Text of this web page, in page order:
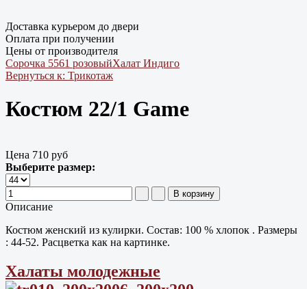
Доставка курьером до двери
Оплата при получении
Цены от производителя
Сорочка 5561 розовыйХалат Индиго
Вернуться к: Трикотаж
Костюм 22/1 Game
Цена 710 руб
Выберите размер:
Описание
Костюм женский из кулирки. Состав: 100 % хлопок . Размеры
: 44-52. Расцветка как на картинке.
Халаты молодежные